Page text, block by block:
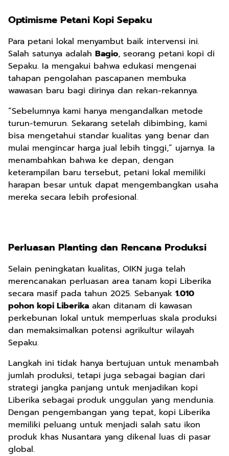
Optimisme Petani Kopi Sepaku
Para petani lokal menyambut baik intervensi ini.
Salah satunya adalah Bagio, seorang petani kopi di
Sepaku. Ia mengakui bahwa edukasi mengenai
tahapan pengolahan pascapanen membuka
wawasan baru bagi dirinya dan rekan-rekannya.
“Sebelumnya kami hanya mengandalkan metode
turun-temurun. Sekarang setelah dibimbing, kami
bisa mengetahui standar kualitas yang benar dan
mulai mengincar harga jual lebih tinggi,” ujarnya. Ia
menambahkan bahwa ke depan, dengan
keterampilan baru tersebut, petani lokal memiliki
harapan besar untuk dapat mengembangkan usaha
mereka secara lebih profesional.
Perluasan Planting dan Rencana Produksi
Selain peningkatan kualitas, OIKN juga telah
merencanakan perluasan area tanam kopi Liberika
secara masif pada tahun 2025. Sebanyak 1.010
pohon kopi Liberika akan ditanam di kawasan
perkebunan lokal untuk memperluas skala produksi
dan memaksimalkan potensi agrikultur wilayah
Sepaku.
Langkah ini tidak hanya bertujuan untuk menambah
jumlah produksi, tetapi juga sebagai bagian dari
strategi jangka panjang untuk menjadikan kopi
Liberika sebagai produk unggulan yang mendunia.
Dengan pengembangan yang tepat, kopi Liberika
memiliki peluang untuk menjadi salah satu ikon
produk khas Nusantara yang dikenal luas di pasar
global.